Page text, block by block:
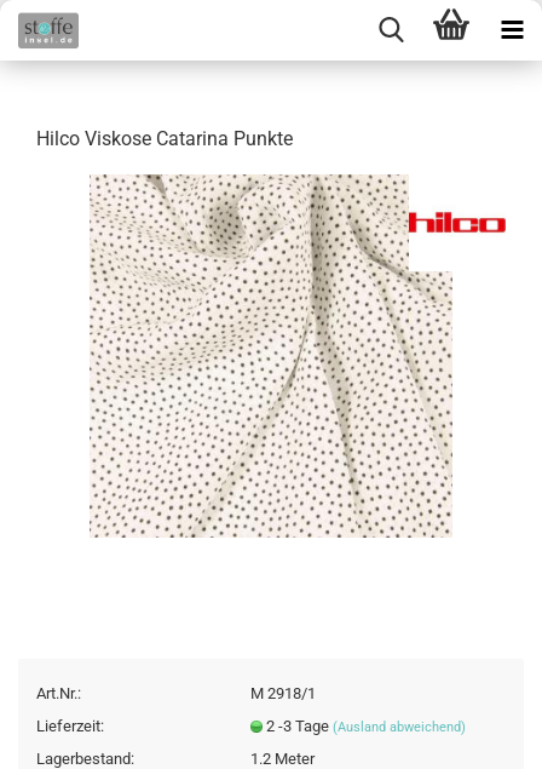
Hilco Viskose Catarina Punkte
Art.Nr.:
M 2918/1
Lieferzeit:
2 -3 Tage (Ausland abweichend)
Lagerbestand: 1.2 Meter